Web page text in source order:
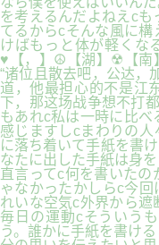
を考えるんだよねえc
てるからcそんな風に
けばもっと体が軽くな
♥【，】☮【湖】☢【
“诸位且散去吧，公达，
道，他最担心的不是江
下，那这场战争想不打
もあれc私は一時に比べ
感じますしcまわりの人
に落ち着いて手紙を書
なたに出した手紙は身
直言ってc何を書いたの
ゃなかったかしらc今
れいな空気c外界から
毎日の運動cそういう
う。誰かに手紙を書け